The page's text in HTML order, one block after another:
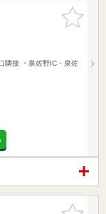
お気に入
りに追加
隣接 ・泉佐野IC・泉佐
お気に入